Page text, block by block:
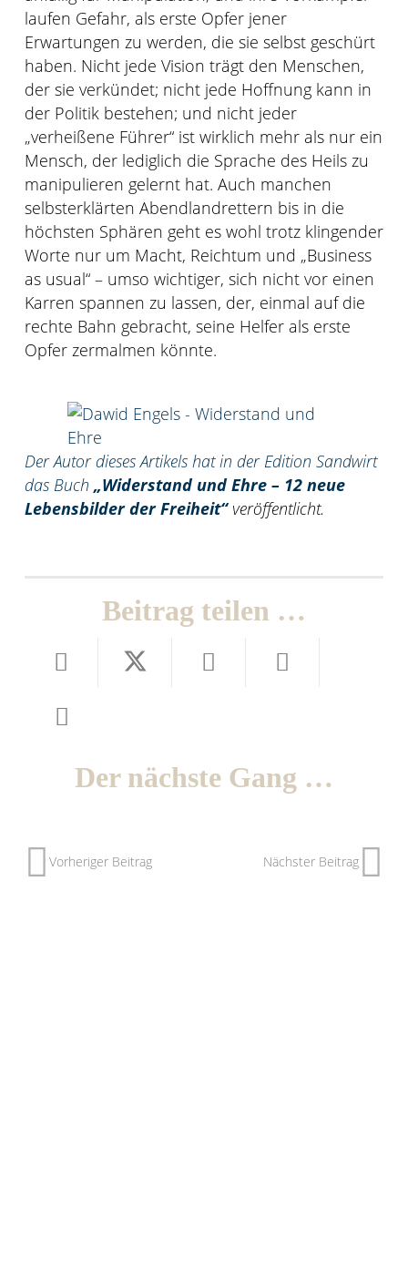
laufen Gefahr, als erste Opfer jener
Erwartungen zu werden, die sie selbst geschürt
haben. Nicht jede Vision trägt den Menschen,
der sie verkündet; nicht jede Hoffnung kann in
der Politik bestehen; und nicht jeder
„verheißene Führer“ ist wirklich mehr als nur ein
Mensch, der lediglich die Sprache des Heils zu
manipulieren gelernt hat. Auch manchen
selbsterklärten Abendlandrettern bis in die
höchsten Sphären geht es wohl trotz klingender
Worte nur um Macht, Reichtum und „Business
as usual“ – umso wichtiger, sich nicht vor einen
Karren spannen zu lassen, der, einmal auf die
rechte Bahn gebracht, seine Helfer als erste
Opfer zermalmen könnte.
Der Autor dieses Artikels hat in der Edition Sandwirt
das Buch „Widerstand und Ehre – 12 neue
Lebensbilder der Freiheit“ veröffentlicht.
Beitrag teilen …
Der nächste Gang …
Vorheriger Beitrag Nächster Beitrag